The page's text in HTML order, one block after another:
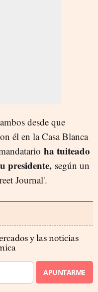
desde que
él en la Casa Blanca
ha tuiteado
presidente, según un
Journal'.
y las noticias
APUNTARME